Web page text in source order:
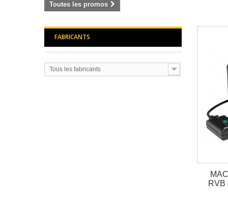
Toutes les promos
FABRICANTS
Tous les fabricants
RVB